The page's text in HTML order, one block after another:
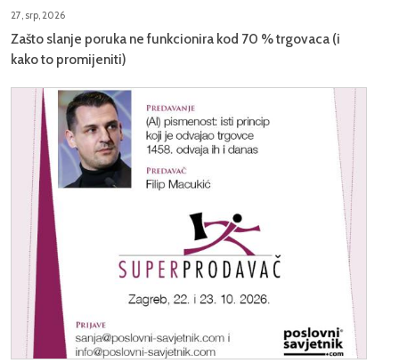
27, srp, 2026
Zašto slanje poruka ne funkcionira kod 70 % trgovaca (i
kako to promijeniti)